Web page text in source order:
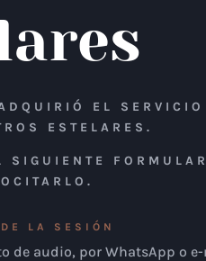
EL SERVICIO
ESTELARES.
SIGUIENTE
LA SESIÓN
de audio, por WhatsApp o